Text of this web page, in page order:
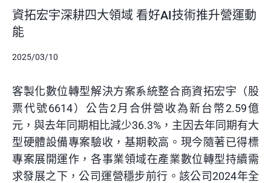
資拓宏宇深耕四大領域 看好AI技術推升營運動
能
2025/03/10
客製化數位轉型解決方案系統整合商資拓宏宇（股
票代號6614）公告2月合併營收為新台幣2.59億
元，與去年同期相比減少36.3%，主因去年同期有大
型硬體設備專案驗收，基期較高。現今隨著已得標
專案展開運作，各事業領域在產業數位轉型持續需
求發展之下，公司運營穩步前行。該公司2024年全